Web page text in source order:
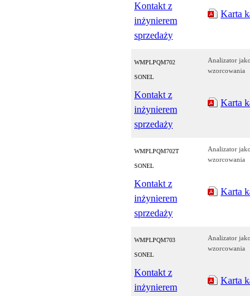
Kontakt z
inżynierem
sprzedaży
Karta
WMPLPQM702
SONEL
Kontakt z
inżynierem
sprzedaży
Analizator
wzorcowania
Karta
WMPLPQM702T
SONEL
Kontakt z
inżynierem
sprzedaży
Analizator
wzorcowania
Karta
WMPLPQM703
SONEL
Kontakt z
inżynierem
Analizator
wzorcowania
Karta